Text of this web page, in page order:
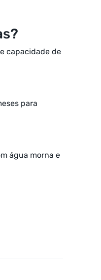
capacidade de
para
água morna e